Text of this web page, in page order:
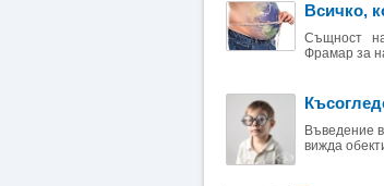
Всичко,
Същност
Фрамар за
Въведение
вижда